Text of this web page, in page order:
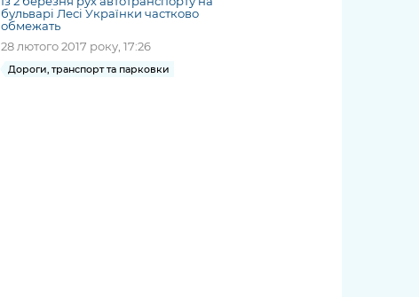
бульварі Лесі Українки частково
обмежать
28 лютого 2017 року, 17:26
Дороги, транспорт та парковки